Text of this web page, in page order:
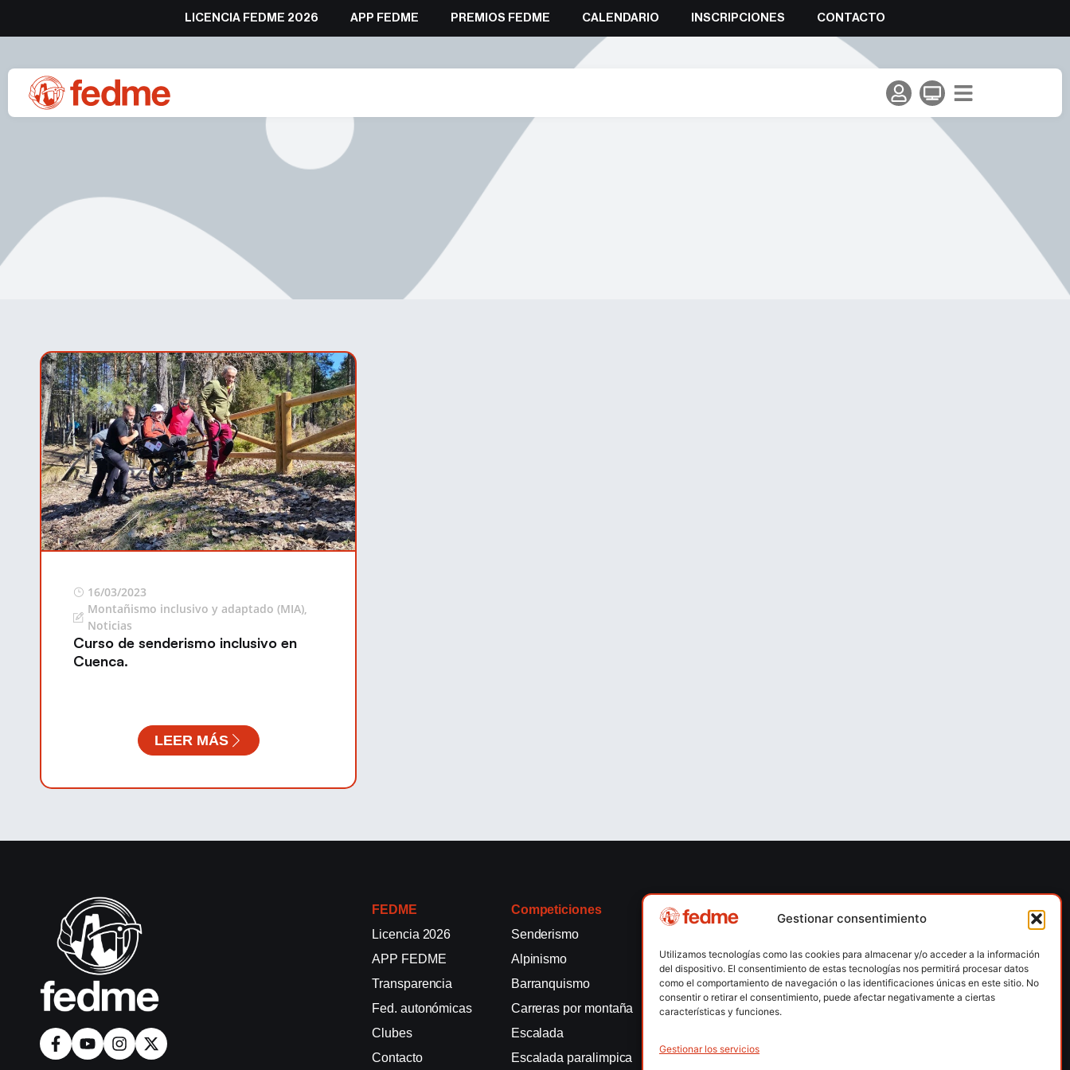
Gestionar consentimiento
Utilizamos tecnologías como las cookies para almacenar y/o acceder a la información
del dispositivo. El consentimiento de estas tecnologías nos permitirá procesar datos
como el comportamiento de navegación o las identificaciones únicas en este sitio. No
consentir o retirar el consentimiento, puede afectar negativamente a ciertas
características y funciones.
Gestionar los servicios
LICENCIA FEDME 2026 APP FEDME PREMIOS FEDME CALENDARIO INSCRIPCIONES CONTACTO
16/03/2023
Montañismo inclusivo y adaptado (MIA),
Noticias
Curso de senderismo inclusivo en
Cuenca.
LEER MÁS
FEDME
Licencia 2026
APP FEDME
Transparencia
Fed. autonómicas
Clubes
Contacto
Competiciones
Senderismo
Alpinismo
Barranquismo
Carreras por montaña
Escalada
Escalada paralimpica
Competiciones
Escalada en hielo
Esquí de montaña
Marcha Nórdica
Snowrunning / Skysnow
Barcelona
fedme@fedme.es
934 264 267